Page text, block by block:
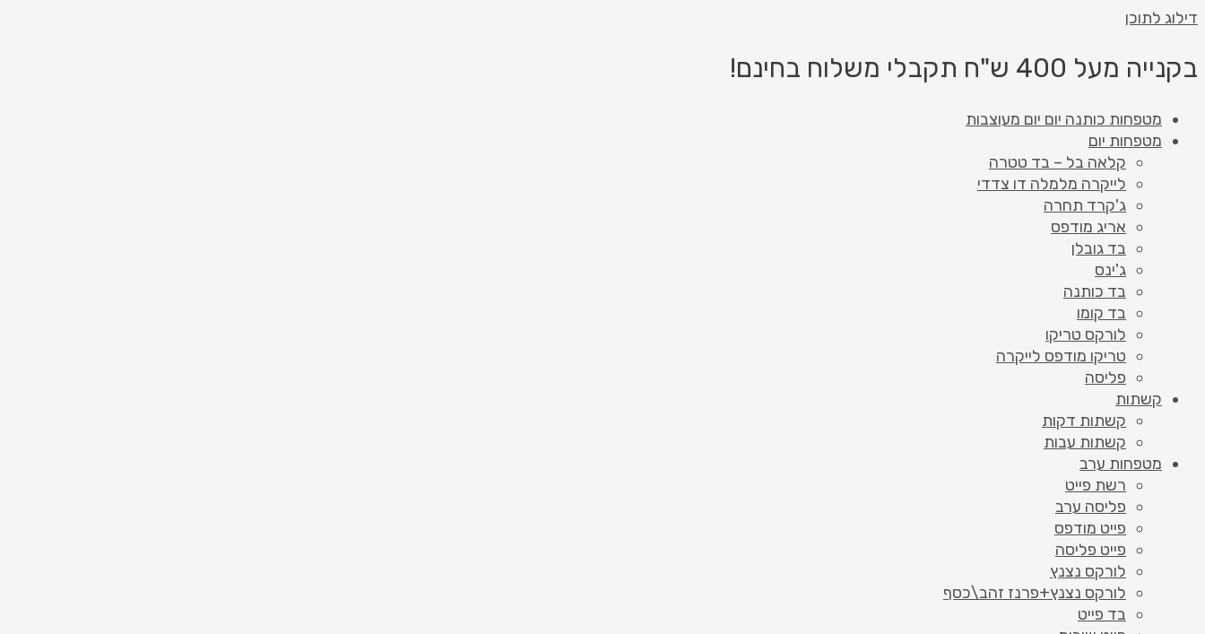
דילוג לתוכן
בקנייה מעל 400 ש"ח תקבלי משלוח בחינם!
מטפחות כותנה יום יום מעוצבות
מטפחות יום
קלאה בל – בד טטרה
לייקרה מלמלה דו צדדי
ג'קרד תחרה
אריג מודפס
בד גובלן
ג'ינס
בד כותנה
בד קומו
לורקס טריקו
טריקו מודפס לייקרה
פליסה
קשתות
קשתות דקות
קשתות עבות
מטפחות ערב
רשת פייט
פליסה ערב
פייט מודפס
פייט פליסה
לורקס נצנץ
לורקס נצנץ+פרנז זהב\כסף
בד פייט